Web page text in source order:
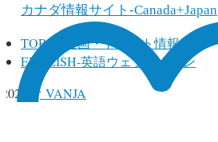
カナダ情報サイト-Canada+Japan
TORJA(全国・トロント情報）
ENGLISH-英語ウェブマガジン
↑ VANJA